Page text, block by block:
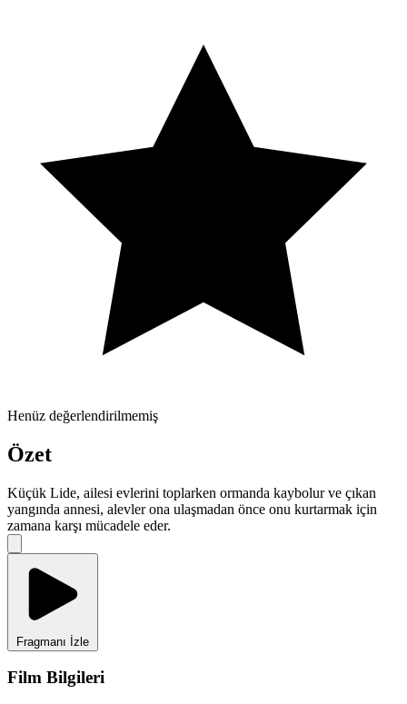
Henüz değerlendirilmemiş
Özet
Küçük Lide, ailesi evlerini toplarken ormanda kaybolur ve çıkan
yangında annesi, alevler ona ulaşmadan önce onu kurtarmak için
zamana karşı mücadele eder.
Fragmanı İzle
Film Bilgileri